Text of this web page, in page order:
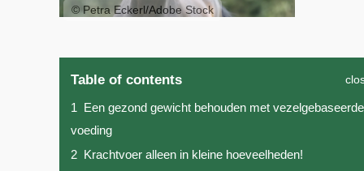
© Petra Eckerl/Adobe Stock
Table of contents
1 Een gezond gewicht behouden met vezelgebaseerde
voeding
2 Krachtvoer alleen in kleine hoeveelheden!